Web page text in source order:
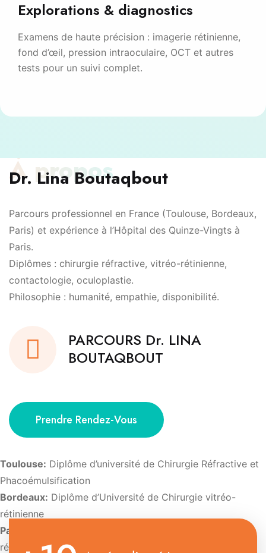
Explorations & diagnostics
Examens de haute précision : imagerie rétinienne,
fond d’œil, pression intraoculaire, OCT et autres
tests pour un suivi complet.
À propos
Dr. Lina Boutaqbout
Parcours professionnel en France (Toulouse, Bordeaux,
Paris) et expérience à l’Hôpital des Quinze-Vingts à
Paris.
Diplômes : chirurgie réfractive, vitréo-rétinienne,
contactologie, oculoplastie.
Philosophie : humanité, empathie, disponibilité.
PARCOURS Dr. LINA
BOUTAQBOUT
Prendre Rendez-Vous
Toulouse: Diplôme d’université de Chirurgie Réfractive et
Phacoémulsification
Bordeaux: Diplôme d’Université de Chirurgie vitréo-
rétinienne
Paris:
rétinienne